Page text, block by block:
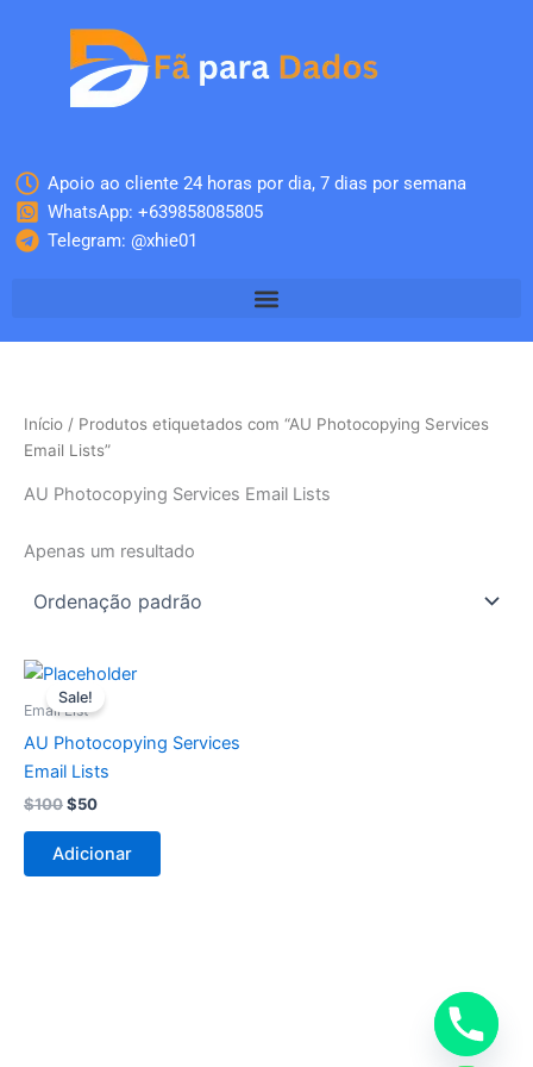
Apoio ao cliente 24 horas por dia, 7 dias por semana
WhatsApp: +639858085805
Telegram: @xhie01
Início / Produtos etiquetados com “AU Photocopying Services
Email Lists”
AU Photocopying Services Email Lists
Apenas um resultado
Sale!
Email List
AU Photocopying Services
Email Lists
$100
O
preço
original
$100.
$50
O
atual
$50.
Adicionar